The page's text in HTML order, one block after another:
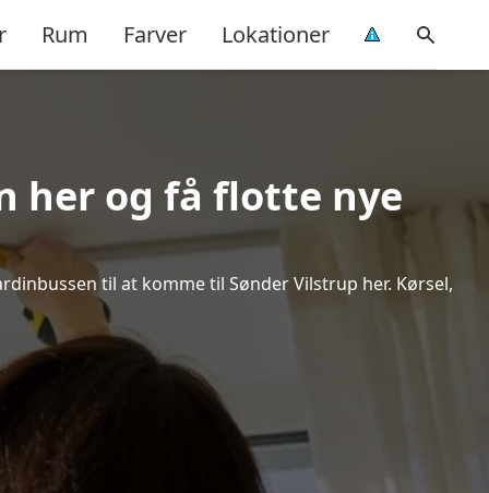
Rum Farver Lokationer
her og få flotte nye
til at komme til Sønder Vilstrup her. Kørsel,